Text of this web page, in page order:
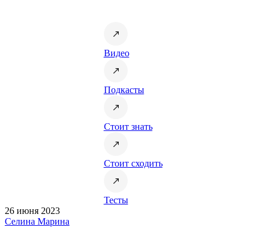
Видео
Подкасты
Стоит знать
Стоит сходить
Тесты
26 июня 2023
Селина Марина